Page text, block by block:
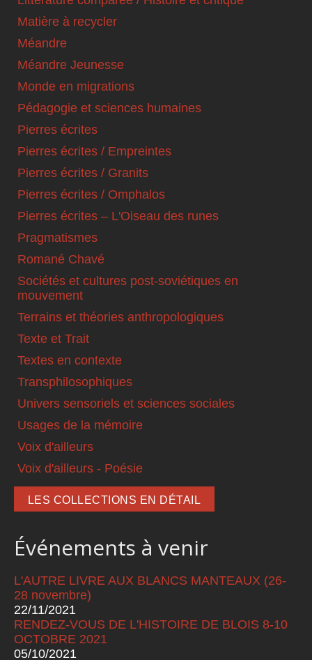
Matière à recycler
Méandre
Méandre Jeunesse
Monde en migrations
Pédagogie et sciences humaines
Pierres écrites
Pierres écrites / Empreintes
Pierres écrites / Granits
Pierres écrites / Omphalos
Pierres écrites – L'Oiseau des runes
Pragmatismes
Romané Chavé
Sociétés et cultures post-soviétiques en
mouvement
Terrains et théories anthropologiques
Texte et Trait
Textes en contexte
Transphilosophiques
Univers sensoriels et sciences sociales
Usages de la mémoire
Voix d'ailleurs
Voix d'ailleurs - Poésie
LES COLLECTIONS EN DÉTAIL
Événements à venir
L'AUTRE LIVRE AUX BLANCS MANTEAUX (26-
28 novembre)
22/11/2021
RENDEZ-VOUS DE L'HISTOIRE DE BLOIS 8-10
OCTOBRE 2021
05/10/2021